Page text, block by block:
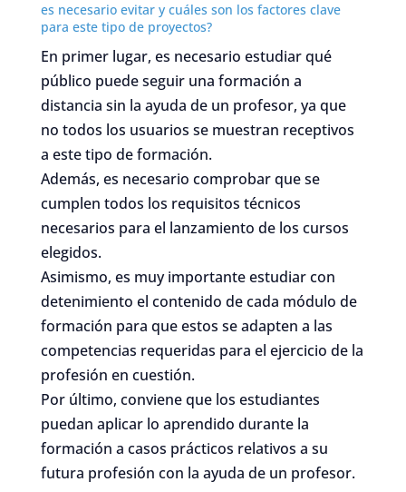
es necesario evitar y cuáles son los factores clave
para este tipo de proyectos?
En primer lugar, es necesario estudiar qué
público puede seguir una formación a
distancia sin la ayuda de un profesor, ya que
no todos los usuarios se muestran receptivos
a este tipo de formación.
Además, es necesario comprobar que se
cumplen todos los requisitos técnicos
necesarios para el lanzamiento de los cursos
elegidos.
Asimismo, es muy importante estudiar con
detenimiento el contenido de cada módulo de
formación para que estos se adapten a las
competencias requeridas para el ejercicio de la
profesión en cuestión.
Por último, conviene que los estudiantes
puedan aplicar lo aprendido durante la
formación a casos prácticos relativos a su
futura profesión con la ayuda de un profesor.